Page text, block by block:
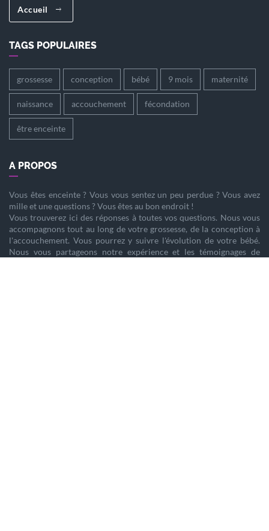
Accueil
TAGS POPULAIRES
grossesse conception bébé 9 mois maternité
naissance accouchement fécondation
être enceinte
A PROPOS
Vous êtes enceinte? Vous vous sentez un peu perdue ? Vous avez
mille et une questions ? Vous êtes au bon endroit !
Vous trouverez ici des réponses à toutes vos questions. Nous vous
accompagnons tout au long de votre grossesse, de la conception à
l'accouchement. Vous pourrez y suivre l'évolution de votre bébé.
Nous vous partageons notre expérience et les témoignages de